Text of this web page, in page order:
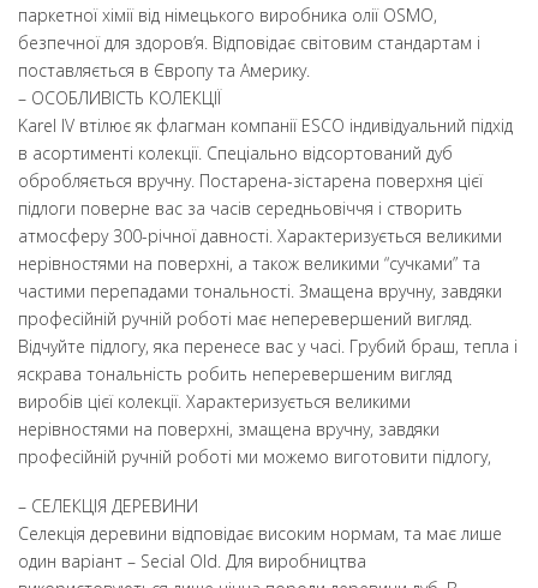
паркетної хімії від німецького виробника олії OSMO,
безпечної для здоров’я. Відповідає світовим стандартам і
поставляється в Європу та Америку.
– ОСОБЛИВІСТЬ КОЛЕКЦІЇ
Karel IV втілює як флагман компанії ESCO індивідуальний підхід
в асортименті колекції. Спеціально відсортований дуб
обробляється вручну. Постарена-зістарена поверхня цієї
підлоги поверне вас за часів середньовіччя і створить
атмосферу 300-річної давності. Характеризується великими
нерівностями на поверхні, а також великими “сучками” та
частими перепадами тональності. Змащена вручну, завдяки
професійній ручній роботі має неперевершений вигляд.
Відчуйте підлогу, яка перенесе вас у часі. Грубий браш, тепла і
яскрава тональність робить неперевершеним вигляд
виробів цієї колекції. Характеризується великими
нерівностями на поверхні, змащена вручну, завдяки
професійній ручній роботі ми можемо виготовити підлогу,
– СЕЛЕКЦІЯ ДЕРЕВИНИ
Селекція деревини відповідає високим нормам, та має лише
один варіант – Secial Old. Для виробництва